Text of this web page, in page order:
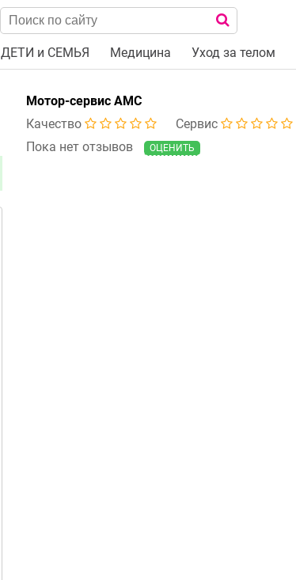
ДЕТИ и СЕМЬЯ Медицина Уход за телом
Мотор-сервис АМС
Качество
Сервис
Пока нет отзывов
ОЦЕНИТЬ